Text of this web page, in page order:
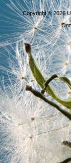
Copyright © 2026